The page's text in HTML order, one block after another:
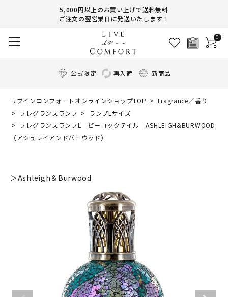
5,000円以上のお買い上げで送料無料
ご注文の翌営業日に発送いたします！
0
公式限定 再入荷 新商品
リブインコンフォートオンラインショップTOP
Fragrance／香り
フレグランスランプ
ランプLサイズ
フレグランスランプL ピーコックテイル ASHLEIGH&BURWOOD
（アシュレイアンドバーウッド）
＞Ashleigh＆Burwood